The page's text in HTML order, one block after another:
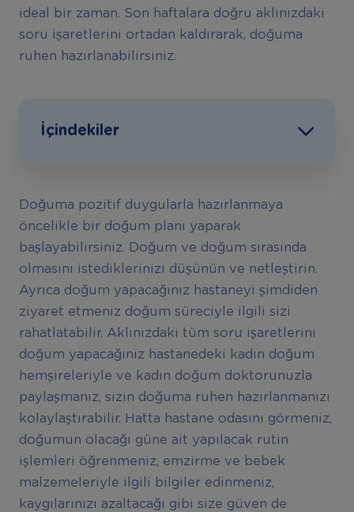
ideal bir zaman. Son haftalara doğru aklınızdaki
soru işaretlerini ortadan kaldırarak, doğuma
ruhen hazırlanabilirsiniz.
İçindekiler
Doğuma pozitif duygularla hazırlanmaya
öncelikle bir doğum planı yaparak
başlayabilirsiniz. Doğum ve doğum sırasında
olmasını istediklerinizi düşünün ve netleştirin.
Ayrıca doğum yapacağınız hastaneyi şimdiden
ziyaret etmeniz doğum süreciyle ilgili sizi
rahatlatabilir. Aklınızdaki tüm soru işaretlerini
doğum yapacağınız hastanedeki kadın doğum
hemşireleriyle ve kadın doğum doktorunuzla
paylaşmanız, sizin doğuma ruhen hazırlanmanızı
kolaylaştırabilir. Hatta hastane odasını görmeniz,
doğumun olacağı güne ait yapılacak rutin
işlemleri öğrenmeniz, emzirme ve bebek
malzemeleriyle ilgili bilgiler edinmeniz,
kaygılarınızı azaltacağı gibi size güven de